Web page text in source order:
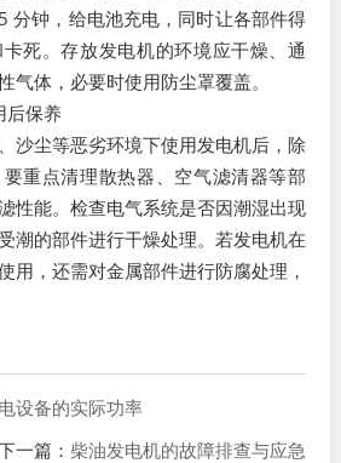
分钟，给电池充电，同时让各部件得
死。存放发电机的环境应干燥、通
气体，必要时使用防尘罩覆盖。​
保养​
尘等恶劣环境下使用发电机后，除
重点清理散热器、空气滤清器等部
性能。检查电气系统是否因潮湿出现
潮的部件进行干燥处理。若发电机在
用，还需对金属部件进行防腐处理，
设备的实际功率
一篇： 柴油发电机的故障排查与应急